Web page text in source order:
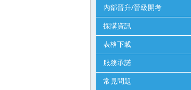
內部晉升/晉級開考
採購資訊
表格下載
服務承諾
常見問題